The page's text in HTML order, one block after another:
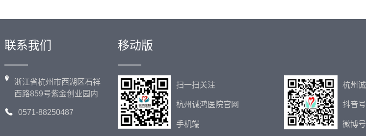
联系我们
——
浙江省杭州市西湖区石祥
西路859号紫金创业园内
0571-88250487
移动版
——
扫一扫关注
杭州诚鸿医院官网
手机端
杭州
抖音
微博